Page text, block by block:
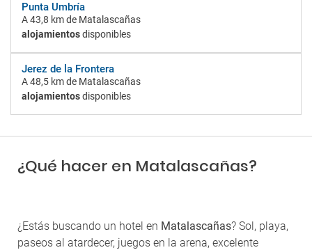
Punta Umbría
A43,8 kmde Matalascañas
alojamientosdisponibles
Jerez de la Frontera
A48,5 kmde Matalascañas
alojamientosdisponibles
¿Qué hacer en Matalascañas?
¿Estás buscando un hotel en Matalascañas? Sol, playa,
paseos al atardecer, juegos en la arena, excelente